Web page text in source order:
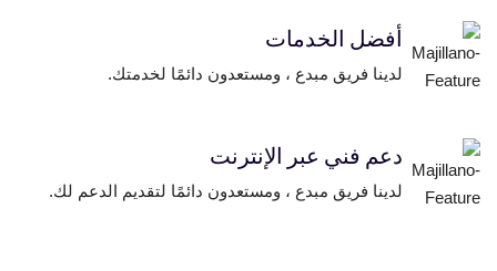
أفضل الخدمات
لدينا فريق مبدع ، ومستعدون دائمًا لخدمتك.
دعم فني عبر الإنترنت
لدينا فريق مبدع ، ومستعدون دائمًا لتقديم الدعم لك.